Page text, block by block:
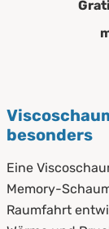
besonders
Eine
Memory-
Raumfahrt